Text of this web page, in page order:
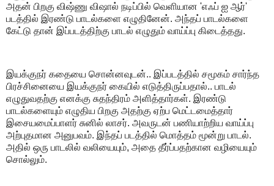
அதன் பிறகு விஷ்ணு விஷால் நடிப்பில் வெளியான 'எஃப் ஐ ஆர்'
படத்தில் இரண்டு பாடல்களை எழுதினேன். அந்தப் பாடல்களை
கேட்டு தான் இப்படத்திற்கு பாடல் எழுதும் வாய்ப்பு கிடைத்தது.
இயக்குநர் கதையை சொன்னவுடன்.. இப்படத்தில் சமூகம் சார்ந்த
பிரச்சினையை இயக்குநர் கையில் எடுத்திருப்பதால்.. பாடல்
எழுதுவதற்கு எனக்கு சுதந்திரம் அளித்தார்கள். இரண்டு
பாடல்களையும் எழுதிய பிறகு அதற்கு ஏற்ப மெட்டமைத்தார்
இசையமைப்பாளர் சுனில் லாசர். அவருடன் பணியாற்றிய வாய்ப்பு
அற்புதமான அனுபவம். இந்தப் படத்தில் மொத்தம் மூன்று பாடல்.
அதில் ஒரு பாடலில் வலியையும், அதை தீர்ப்பதற்கான வழியையும்
சொல்லும்.